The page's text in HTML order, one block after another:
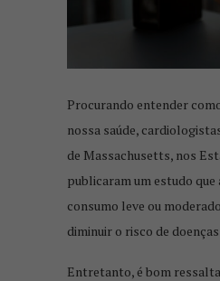
Procurando entender
nossa saúde,
de Massachusetts, nos
publicaram um estudo que
consumo leve ou
diminuir o risco de
Entretanto, é bom